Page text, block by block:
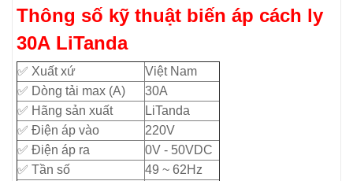
Thông số kỹ thuật biến áp cách ly
30A LiTanda
✅ Xuất xứ
Việt Nam
✅ Dòng tải max (A)
30A
✅ Hãng sản xuất
LiTanda
✅ Điện áp vào
220V
✅ Điện áp ra
0V - 50VDC
✅ Tần số
49 ~ 62Hz